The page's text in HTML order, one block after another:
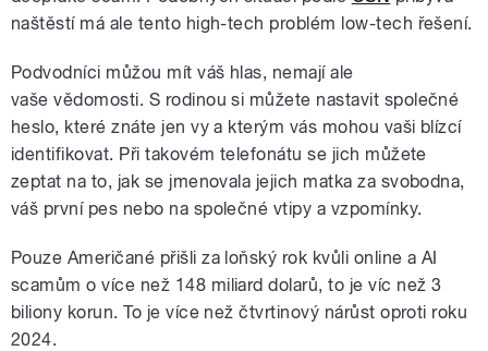
naštěstí má ale tento high-tech problém low-tech řešení.
Podvodníci můžou mít váš hlas, nemají ale
vaše vědomosti. S rodinou si můžete nastavit společné
heslo, které znáte jen vy a kterým vás mohou vaši blízcí
identifikovat. Při takovém telefonátu se jich můžete
zeptat na to, jak se jmenovala jejich matka za svobodna,
váš první pes nebo na společné vtipy a vzpomínky.
Pouze Američané přišli za loňský rok kvůli online a AI
scamům o více než 148 miliard dolarů, to je víc než 3
biliony korun. To je více než čtvrtinový nárůst oproti roku
2024.